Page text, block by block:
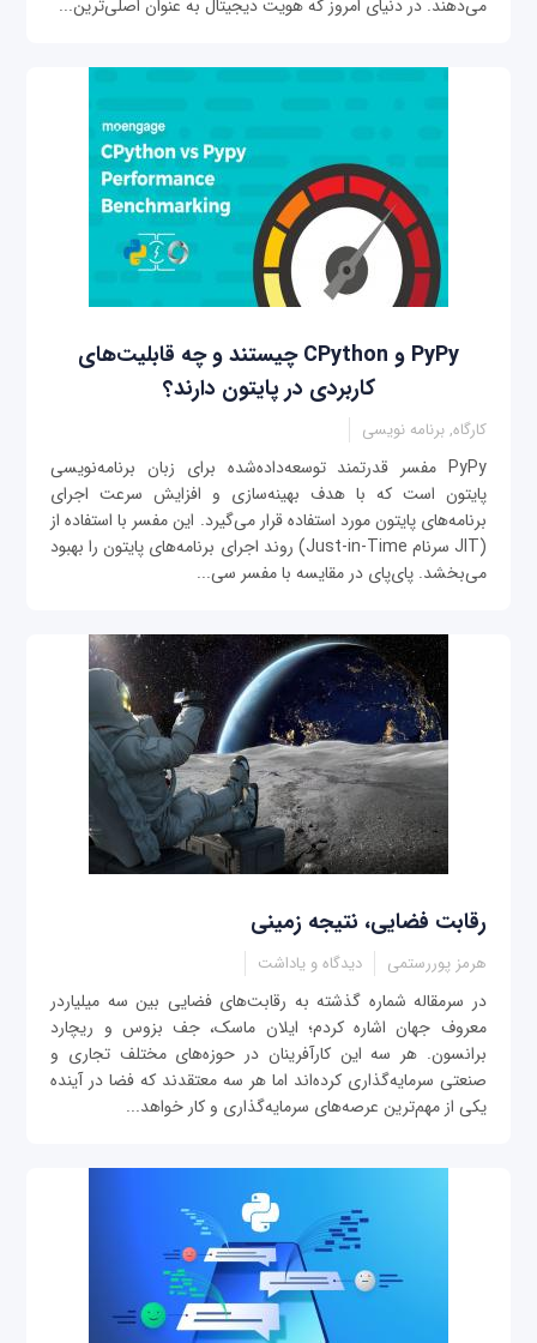
می‌دهند. در دنیای امروز که هویت دیجیتال به عنوان اصلی‌ترین...
PyPy و CPython چیستند و چه قابلیت‌های
کاربردی در پایتون دارند؟
کارگاه, برنامه نویسی
PyPy مفسر قدرتمند توسعه‌داده‌شده برای زبان برنامه‌نویسی
پایتون است که با هدف بهینه‌سازی و افزایش سرعت اجرای
برنامه‌های پایتون مورد استفاده قرار می‌گیرد. این مفسر با استفاده از
(JIT سرنام Just-in-Time) روند اجرای برنامه‌های پایتون را بهبود
می‌بخشد. پای‌پای در مقایسه با مفسر سی‌...
رقابت‌ فضایی، نتیجه زمینی
هرمز پوررستمی دیدگاه و یاداشت
در سرمقاله شماره گذشته به رقابت‌های فضایی بین سه میلیاردر
معروف جهان اشاره کردم؛ ایلان ماسک، جف بزوس و ریچارد
برانسون. هر سه این کارآفرینان در حوزه‌های مختلف تجاری و
صنعتی سرمایه‌گذاری کرده‌اند اما هر سه معتقدند که فضا در آینده
یکی از مهم‌ترین عرصه‌های سرمایه‌گذاری و کار خواهد...